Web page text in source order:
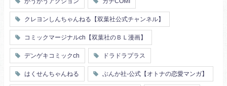
秘密の関係
ol
甘エロ
フェチ
メイド
恋人
泥酔
絶倫
複数プレイ
催眠
友情・仲間
浴衣・和服
クレヨンしんちゃんねる【双葉社公式チャンネル】
コミックマージナルch【双葉社のＢＬ漫画】
デンゲキコミックch ドラドラプラス
はくせんちゃんねる ぶんか社-公式【オトナの恋愛マンガ】